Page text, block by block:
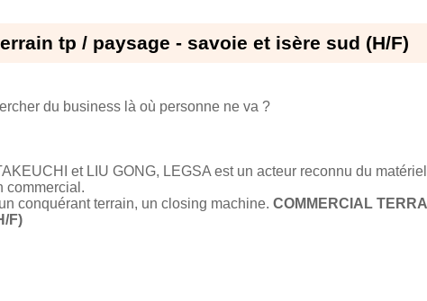
tp / paysage - savoie et isère sud (H/F)
du business là où personne ne va ?
et LIU GONG, LEGSA est un acteur reconnu du
commercial.
conquérant terrain, un closing machine. COMMERCIAL
F)